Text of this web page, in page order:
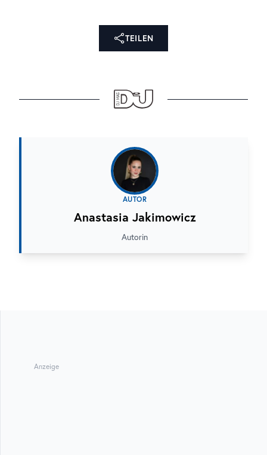
TEILEN
AUTOR
Anastasia Jakimowicz
Autorin
Anzeige